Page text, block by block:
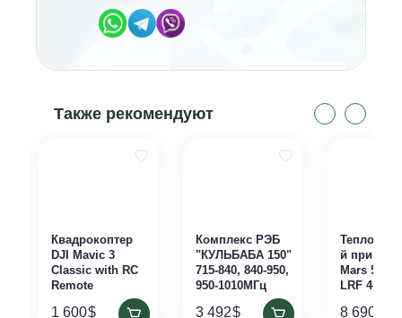
Также рекомендуют
Квадрокоптер
DJI Mavic 3
Classic with RC
Remote
1 600$
Комплекс РЭБ
"КУЛЬБАБА 150"
715-840, 840-950,
950-1010МГц
3 492$
й прицел
Mars 5 XD
LRF 4-40x
8 690